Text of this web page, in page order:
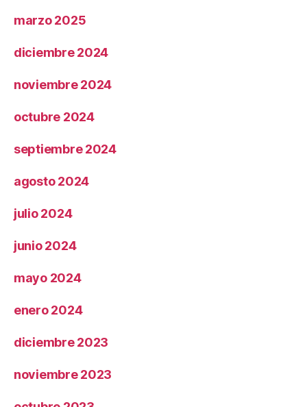
marzo 2025
diciembre 2024
noviembre 2024
octubre 2024
septiembre 2024
agosto 2024
julio 2024
junio 2024
mayo 2024
enero 2024
diciembre 2023
noviembre 2023